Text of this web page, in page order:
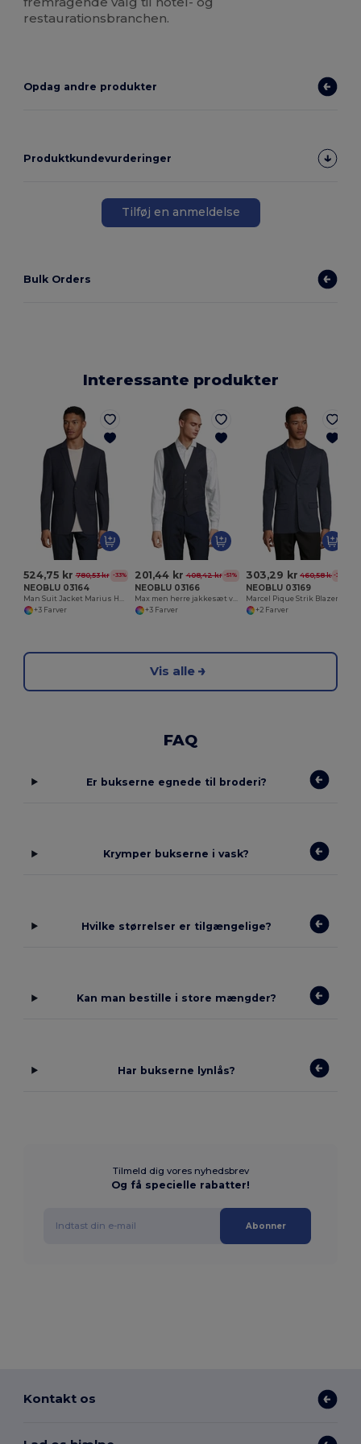
restaurationsbranchen.
Opdag andre produkter
Produktkundevurderinger
Tilføj en anmeldelse
Bulk Orders
Interessante produkter
524,75 kr 780,53 kr -33%
NEOBLU 03164
+3 Farver
201,44 kr 408,42 kr -51%
NEOBLU 03166
+3 Farver
303,29 kr 460,58 kr-34%
NEOBLU 03169
+2 Farver
Vis alle
FAQ
Er bukserne egnede til broderi?
Krymper bukserne i vask?
Hvilke størrelser er tilgængelige?
Kan man bestille i store mængder?
Har bukserne lynlås?
Tilmeld dig vores nyhedsbrev
Og få specielle rabatter!
Abonner
Kontakt os